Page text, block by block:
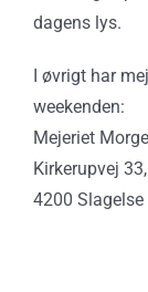
dagens lys.
I øvrigt har
weekenden:
Mejeriet
Kirkerupvej
4200 Slagelse